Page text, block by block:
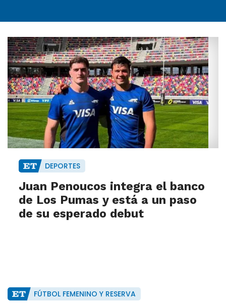
DEPORTES
Juan Penoucos integra el banco
de Los Pumas y está a un paso
de su esperado debut
FÚTBOL FEMENINO Y RESERVA